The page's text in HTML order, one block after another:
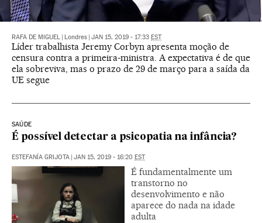
RAFA DE MIGUEL Londres JAN 15, 2019 - 17:33 EST
Líder trabalhista Jeremy Corbyn apresenta moção de
censura contra a primeira-ministra. A expectativa é de que
ela sobreviva, mas o prazo de 29 de março para a saída da
UE segue
SAÚDE
É possível detectar a psicopatia na infância?
ESTEFANÍA GRIJOTA JAN 15, 2019 - 16:20 EST
É fundamentalmente um
transtorno no
desenvolvimento e não
aparece do nada na idade
adulta